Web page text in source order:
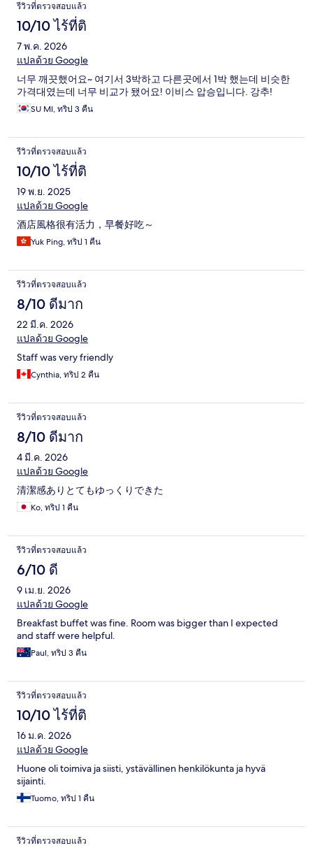
รีวิวที่ตรวจสอบแล้ว
10/10 ไร้ที่ติ
7 พ.ค. 2026
แปลด้วย Google
너무 깨끗했어요~ 여기서 3박하고 다른곳에서 1박 했는데 비슷한
가격대였는데 너무 비교가 됐어요! 이비스 압승입니다. 강추!
SU MI, ทริป 3 คืน
รีวิวที่ตรวจสอบแล้ว
10/10 ไร้ที่ติ
19 พ.ย. 2025
แปลด้วย Google
酒店風格很有活力，早餐好吃～
Yuk Ping, ทริป 1 คืน
รีวิวที่ตรวจสอบแล้ว
8/10 ดีมาก
22 มี.ค. 2026
แปลด้วย Google
Staff was very friendly
Cynthia, ทริป 2 คืน
รีวิวที่ตรวจสอบแล้ว
8/10 ดีมาก
4 มี.ค. 2026
แปลด้วย Google
清潔感ありとてもゆっくりできた
Ko, ทริป 1 คืน
รีวิวที่ตรวจสอบแล้ว
6/10 ดี
9 เม.ย. 2026
แปลด้วย Google
Breakfast buffet was fine. Room was bigger than I expected
and staff were helpful.
Paul, ทริป 3 คืน
รีวิวที่ตรวจสอบแล้ว
10/10 ไร้ที่ติ
16 ม.ค. 2026
แปลด้วย Google
Huone oli toimiva ja siisti, ystävällinen henkilökunta ja hyvä
sijainti.
Tuomo, ทริป 1 คืน
รีวิวที่ตรวจสอบแล้ว